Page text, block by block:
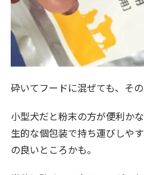
砕いてフードに混ぜても、その
小型犬だと粉末の方が便利か
生的な個包装で持ち運びしや
の良いところかも。